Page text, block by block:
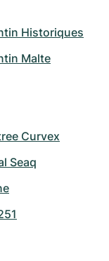
Historiques
Malte
Curvex
Seaq